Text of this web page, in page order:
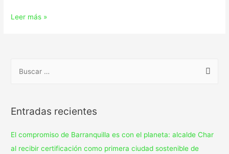
Leer más »
Entradas recientes
El compromiso de Barranquilla es con el planeta: alcalde Char
al recibir certificación como primera ciudad sostenible de